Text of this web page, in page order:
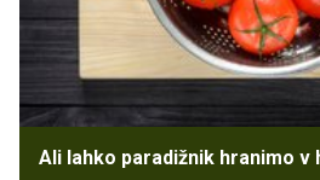
Ali lahko paradižnik hranimo v